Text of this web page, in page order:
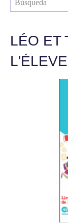
LÉO ET